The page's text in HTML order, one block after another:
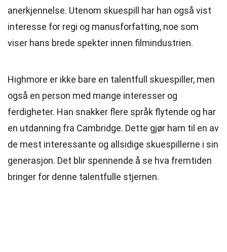
anerkjennelse. Utenom skuespill har han også vist
interesse for regi og manusforfatting, noe som
viser hans brede spekter innen filmindustrien.
Highmore er ikke bare en talentfull skuespiller, men
også en person med mange interesser og
ferdigheter. Han snakker flere språk flytende og har
en utdanning fra Cambridge. Dette gjør ham til en av
de mest interessante og allsidige skuespillerne i sin
generasjon. Det blir spennende å se hva fremtiden
bringer for denne talentfulle stjernen.